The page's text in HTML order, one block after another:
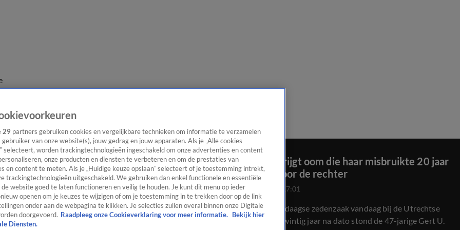
Chantal krijgt oom die haar misbruikte 20 jaar
na dato voor de rechter
24 juli 2020, 17:01
Een niet-alledaagse zedenzaak vandaag bij de Utrechtse
rechtbank: twintig jaar na dato stond de 47-jarige Gert U.
29 partners gebruiken cookies en vergelijkbare technieken om informatie te verzamelen
gebruiker van onze website(s), jouw gedrag en jouw apparaten. Als je „Alle cookies
selecteert, worden trackingtechnologieën ingeschakeld om onze advertenties en content
onze producten en diensten te verbeteren en om de prestaties van
en content te meten. Als je „Huidige keuze opslaan” selecteert of je toestemming intrekt,
trackingtechnologieën uitgeschakeld. We gebruiken dan enkel functionele en essentiële
de website goed te laten functioneren en veilig te houden. Je kunt dit menu op ieder
openen om je keuzes te wijzigen of om je toestemming in te trekken door op de link
onder aan de webpagina te klikken. Je selecties zullen overal binnen onze Digitale
doorgevoerd. Raadpleeg onze Cookieverklaring voor meer informatie. Bekijk hier
Diensten.